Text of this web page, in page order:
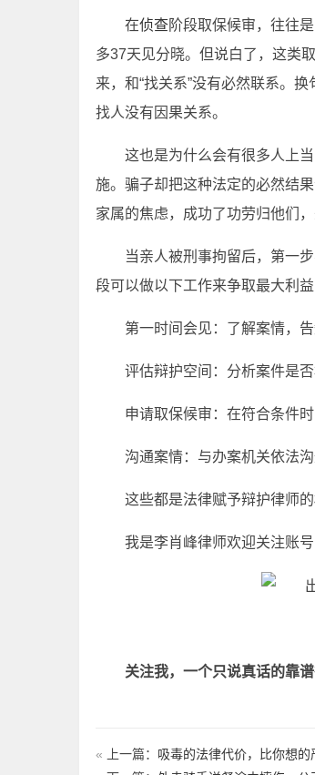
在侦查阶段取保候审，往往
多37天见分晓。但说白了，这类
来，和“找关系”没有必然联系。
找人没有因果关系。
这也是为什么会有很多人上
施。骗子却把这种法定的必然结
家属的焦虑，成功了功劳归他们
当亲人被刑事拘留后，第一
段可以做以下工作来争取最大利益
第一时间会见：了解案情，
评估辩护空间：分析案件是
申请取保候审：在符合条件
沟通案情：与办案机关依法
这些都是法律赋予辩护律师
我是李肖峰律师欢迎关注账
关注我，一个只说真话的靠
« 上一篇： 吸毒的法律代价，比你想的